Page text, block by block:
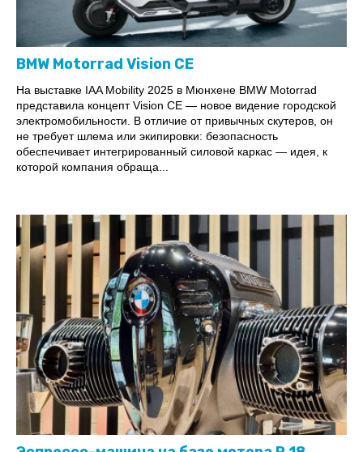
BMW Motorrad Vision CE
На выставке IAA Mobility 2025 в Мюнхене BMW Motorrad
представила концепт Vision CE — новое видение городской
электромобильности. В отличие от привычных скутеров, он
не требует шлема или экипировки: безопасность
обеспечивает интегрированный силовой каркас — идея, к
которой компания обраща...